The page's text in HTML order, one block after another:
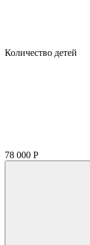
Количество детей
78 000 Р